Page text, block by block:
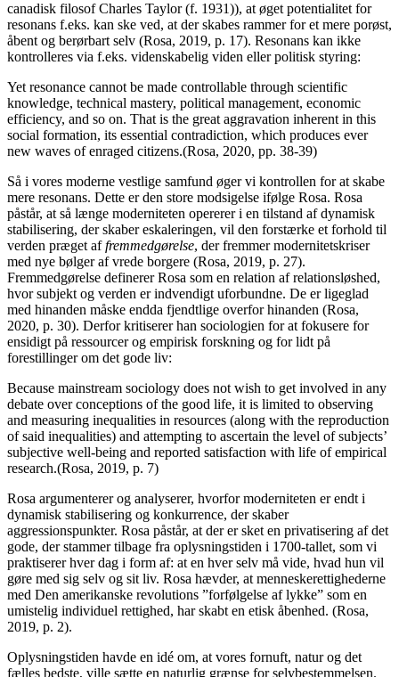
canadisk filosof Charles Taylor (f. 1931)), at øget potentialitet for
resonans f.eks. kan ske ved, at der skabes rammer for et mere porøst,
åbent og berørbart selv (Rosa, 2019, p. 17). Resonans kan ikke
kontrolleres via f.eks. videnskabelig viden eller politisk styring:
Yet resonance cannot be made controllable through scientific
knowledge, technical mastery, political management, economic
efficiency, and so on. That is the great aggravation inherent in this
social formation, its essential contradiction, which produces ever
new waves of enraged citizens.(Rosa, 2020, pp. 38-39)
Så i vores moderne vestlige samfund øger vi kontrollen for at skabe
mere resonans. Dette er den store modsigelse ifølge Rosa. Rosa
påstår, at så længe moderniteten opererer i en tilstand af dynamisk
stabilisering, der skaber eskaleringen, vil den forstærke et forhold til
verden præget affremmedgørelse, der fremmer modernitetskriser
med nye bølger af vrede borgere (Rosa, 2019, p. 27).
Fremmedgørelse definerer Rosa som en relation af relationsløshed,
hvor subjekt og verden er indvendigt uforbundne. De er ligeglad
med hinanden måske endda fjendtlige overfor hinanden (Rosa,
2020, p. 30). Derfor kritiserer han sociologien for at fokusere for
ensidigt på ressourcer og empirisk forskning og for lidt på
forestillinger om det gode liv:
Because mainstream sociology does not wish to get involved in any
debate over conceptions of the good life, it is limited to observing
and measuring inequalities in resources (along with the reproduction
of said inequalities) and attempting to ascertain the level of subjects’
subjective well-being and reported satisfaction with life of empirical
research.(Rosa, 2019, p. 7)
Rosa argumenterer og analyserer, hvorfor moderniteten er endt i
dynamisk stabilisering og konkurrence, der skaber
aggressionspunkter. Rosa påstår, at der er sket en privatisering af det
gode, der stammer tilbage fra oplysningstiden i 1700-tallet, som vi
praktiserer hver dag i form af: at en hver selv må vide, hvad hun vil
gøre med sig selv og sit liv. Rosa hævder, at menneskerettighederne
med Den amerikanske revolutions ”forfølgelse af lykke” som en
umistelig individuel rettighed, har skabt en etisk åbenhed. (Rosa,
2019, p. 2).
Oplysningstiden havde en idé om, at vores fornuft, natur og det
fælles bedste, ville sætte en naturlig grænse for selvbestemmelsen.